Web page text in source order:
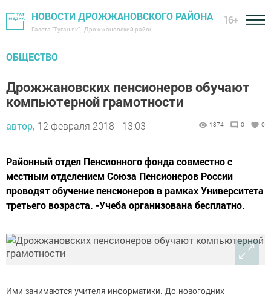
НОВОСТИ ДРОЖЖАНОВСКОГО РАЙОНА
Газета "Туган як" - Дрожжановский район
16+
ОБЩЕСТВО
Дрожжановских пенсионеров обучают
компьютерной грамотности
автор, 12 февраля 2018 - 13:03 1374 0 0
Районный отдел Пенсионного фонда совместно с
местным отделением Союза Пенсионеров России
проводят обучение пенсионеров в рамках Университета
третьего возраста. -Учеба организована бесплатно.
Ими занимаются учителя информатики. До новогодних